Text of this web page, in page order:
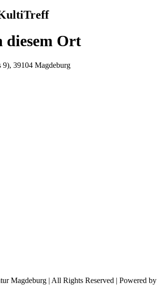
diesem Ort
9), 39104 Magdeburg
Magdeburg | All Rights Reserved | Powered by